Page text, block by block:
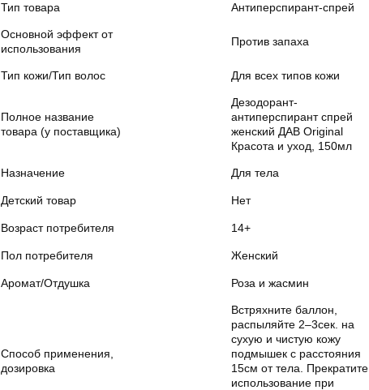
Тип товара Антиперспирант-спрей
Основной эффект от
использования
Против запаха
Тип кожи/Тип волос Для всех типов кожи
Полное название
товара (у поставщика)
Дезодорант-
антиперспирант спрей
женский ДАВ Original
Красота и уход, 150мл
Назначение Для тела
Детский товар Нет
Возраст потребителя 14+
Пол потребителя Женский
Аромат/Отдушка Роза и жасмин
Способ применения,
дозировка
Встряхните баллон,
распыляйте 2–3сек. на
сухую и чистую кожу
подмышек с расстояния
15см от тела. Прекратите
использование при